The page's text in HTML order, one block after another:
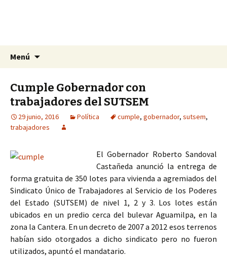
La Yunta de Tepic
La nueva opción en información
Menú
Cumple Gobernador con
trabajadores del SUTSEM
29 junio, 2016 Política cumple, gobernador, sutsem,
trabajadores
El Gobernador Roberto Sandoval
Castañeda anunció la entrega de
forma gratuita de 350 lotes para vivienda a agremiados del
Sindicato Único de Trabajadores al Servicio de los Poderes
del Estado (SUTSEM) de nivel 1, 2 y 3. Los lotes están
ubicados en un predio cerca del bulevar Aguamilpa, en la
zona la Cantera. En un decreto de 2007 a 2012 esos terrenos
habían sido otorgados a dicho sindicato pero no fueron
utilizados, apuntó el mandatario.